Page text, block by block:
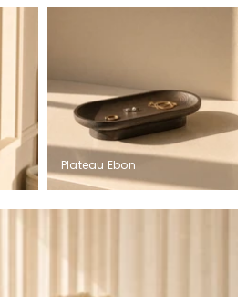
Plateau Ebon